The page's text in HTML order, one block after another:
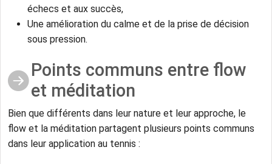
échecs et aux succès,
Une amélioration du calme et de la prise de décision
sous pression.
Points communs entre flow
et méditation
Bien que différents dans leur nature et leur approche, le
flow et la méditation partagent plusieurs points communs
dans leur application au tennis :